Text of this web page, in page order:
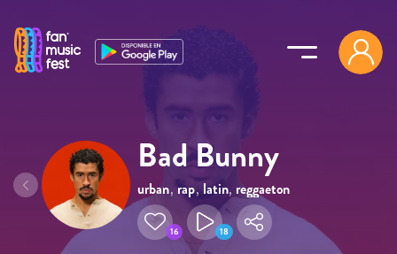
Bad Bunny
urban, rap,latin, reggaeton
,trap
16 18